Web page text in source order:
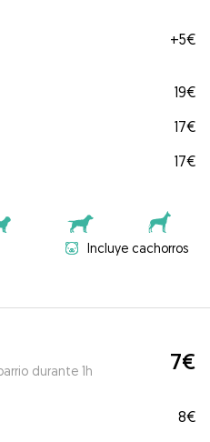
+5€
19€
17€
17€
Incluye cachorros
durante 1h 7€
8€